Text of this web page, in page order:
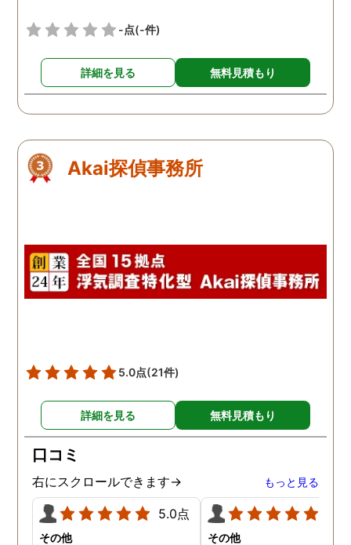
-点(-件)
詳細を見る 無料見積もり
Akai探偵事務所
5.0点(21件)
詳細を見る 無料見積もり
口コミ
右にスクロールできます→ もっと見る
5.0点
その他 その他